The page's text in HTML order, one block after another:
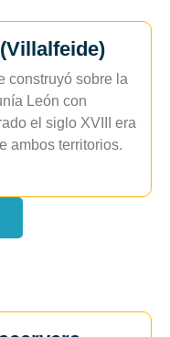
construyó sobre la
León con
el siglo XVIII era
ambos territorios.